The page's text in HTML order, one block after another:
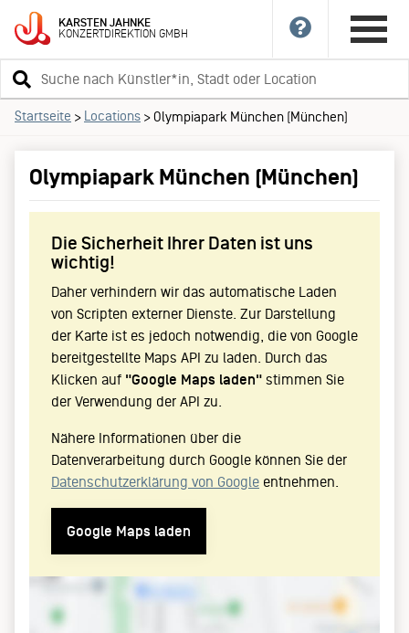
KARSTENJAHNKE
KONZERTDIREKTIONGMBH
Suchbegriff
eingeben
Startseite > Locations >Olympiapark München (München)
Olympiapark München (München)
Die Sicherheit Ihrer Daten ist uns
wichtig!
Daher verhindern wir das automatische Laden
von Scripten externer Dienste. Zur Darstellung
der Karte ist es jedoch notwendig, die von Google
bereitgestellte Maps API zu laden. Durch das
Klicken auf "Google Maps laden" stimmen Sie
der Verwendung der API zu.
Nähere Informationen über die
Datenverarbeitung durch Google können Sie der
Datenschutzerklärung von Google entnehmen.
Google Maps laden